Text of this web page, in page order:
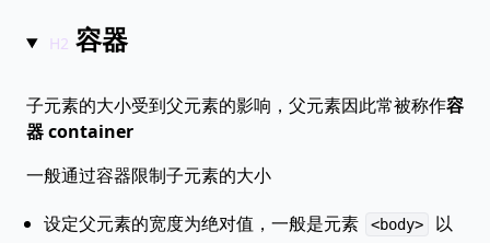
容器
子元素的大小受到父元素的影响，父元素因此常被称作容
器 container
一般通过容器限制子元素的大小
设定父元素的宽度为绝对值，一般是元素
<body>
以